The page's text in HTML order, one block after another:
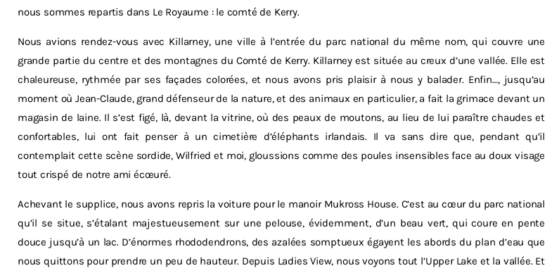
nous sommes repartis dans Le Royaume : le comté de Kerry.
Nous avions rendez-vous avec Killarney, une ville à l’entrée du parc national du même nom, qui couvre une
grande partie du centre et des montagnes du Comté de Kerry. Killarney est située au creux d’une vallée. Elle est
chaleureuse, rythmée par ses façades colorées, et nous avons pris plaisir à nous y balader. Enfin…, jusqu’au
moment où Jean-Claude, grand défenseur de la nature, et des animaux en particulier, a fait la grimace devant un
magasin de laine. Il s’est figé, là, devant la vitrine, où des peaux de moutons, au lieu de lui paraître chaudes et
confortables, lui ont fait penser à un cimetière d’éléphants irlandais. Il va sans dire que, pendant qu’il
contemplait cette scène sordide, Wilfried et moi, gloussions comme des poules insensibles face au doux visage
tout crispé de notre ami écœuré.
Achevant le supplice, nous avons repris la voiture pour le manoir Mukross House. C’est au cœur du parc national
qu’il se situe, s’étalant majestueusement sur une pelouse, évidemment, d’un beau vert, qui coure en pente
douce jusqu’à un lac. D’énormes rhododendrons, des azalées somptueux égayent les abords du plan d’eau que
nous quittons pour prendre un peu de hauteur. Depuis Ladies View, nous voyons tout l’Upper Lake et la vallée. Et